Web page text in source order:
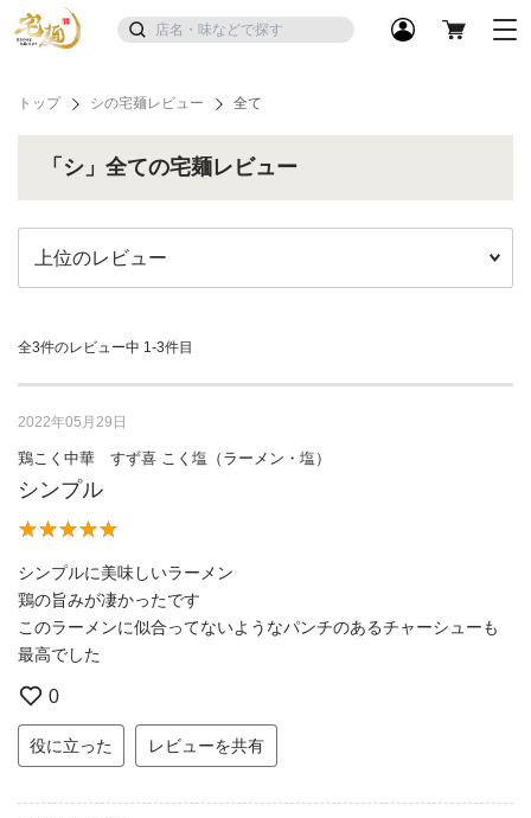
トップ シの宅麺レビュー 全て
「シ」全ての宅麺レビュー
全3件のレビュー中 1-3件目
2022年05月29日
鶏こく中華 すず喜 こく塩（ラーメン・塩）
シンプル
シンプルに美味しいラーメン
鶏の旨みが凄かったです
このラーメンに似合ってないようなパンチのあるチャーシューも
最高でした
0
役に立った レビューを共有